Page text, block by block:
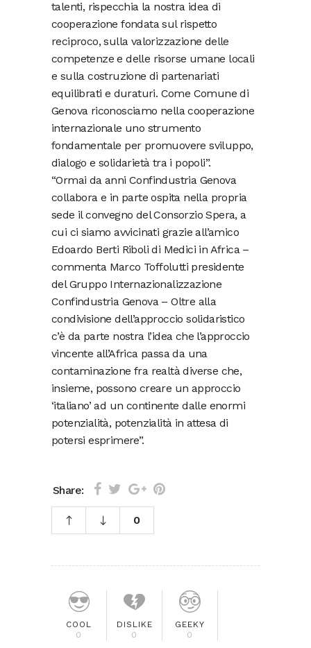
talenti, rispecchia la nostra idea di
cooperazione fondata sul rispetto
reciproco, sulla valorizzazione delle
competenze e delle risorse umane locali
e sulla costruzione di partenariati
equilibrati e duraturi. Come Comune di
Genova riconosciamo nella cooperazione
internazionale uno strumento
fondamentale per promuovere sviluppo,
dialogo e solidarietà tra i popoli”.
“Ormai da anni Confindustria Genova
collabora e in parte ospita nella propria
sede il convegno del Consorzio Spera, a
cui ci siamo avvicinati grazie all’amico
Edoardo Berti Riboli di Medici in Africa –
commenta Marco Toffolutti presidente
del Gruppo Internazionalizzazione
Confindustria Genova – Oltre alla
condivisione dell’approccio solidaristico
c’è da parte nostra l’idea che l’approccio
vincente all’Africa passa da una
contaminazione fra realtà diverse che,
insieme, possono creare un approccio
‘italiano’ ad un continente dalle enormi
potenzialità, potenzialità in attesa di
potersi esprimere”.
Share:
0
COOL
0
DISLIKE
0
GEEKY
0